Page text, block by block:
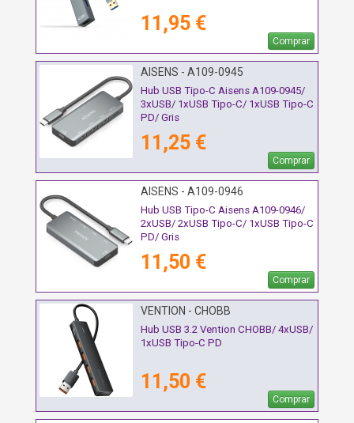
11,95 €
Comprar
AISENS - A109-0945
Hub USB Tipo-C Aisens A109-0945/
3xUSB/ 1xUSB Tipo-C/ 1xUSB Tipo-C
PD/ Gris
11,25 €
Comprar
AISENS - A109-0946
Hub USB Tipo-C Aisens A109-0946/
2xUSB/ 2xUSB Tipo-C/ 1xUSB Tipo-C
PD/ Gris
11,50 €
Comprar
VENTION - CHOBB
Hub USB 3.2 Vention CHOBB/ 4xUSB/
1xUSB Tipo-C PD
11,50 €
Comprar